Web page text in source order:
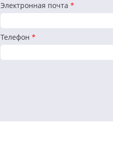
Электронная почта *
Телефон *